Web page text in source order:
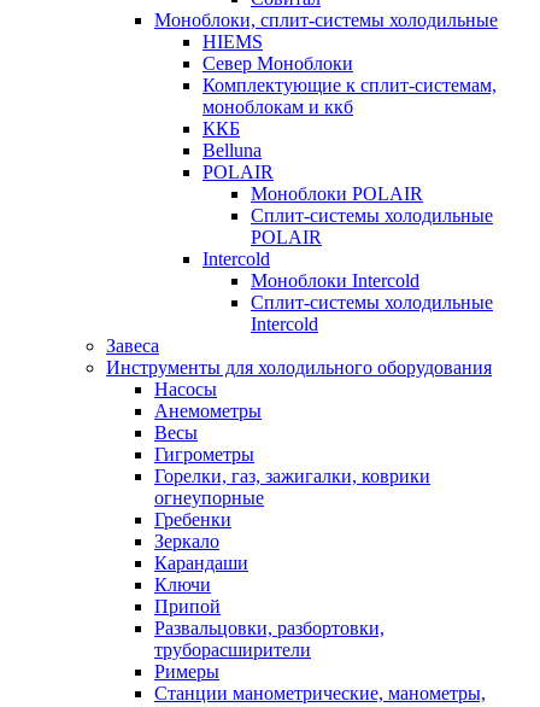
Моноблоки, сплит-системы холодильные
HIEMS
Север Моноблоки
Комплектующие к сплит-системам,
моноблокам и ккб
ККБ
Belluna
POLAIR
Моноблоки POLAIR
Сплит-системы холодильные
POLAIR
Intercold
Моноблоки Intercold
Сплит-системы холодильные
Intercold
Завеса
Инструменты для холодильного оборудования
Насосы
Анемометры
Весы
Гигрометры
Горелки, газ, зажигалки, коврики
огнеупорные
Гребенки
Зеркало
Карандаши
Ключи
Припой
Развальцовки, разбортовки,
труборасширители
Римеры
Станции манометрические, манометры,